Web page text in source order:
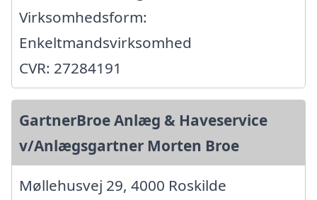
Virksomhedsform:
Enkeltmandsvirksomhed
CVR: 27284191
GartnerBroe Anlæg & Haveservice
v/Anlægsgartner Morten Broe
Møllehusvej 29, 4000 Roskilde